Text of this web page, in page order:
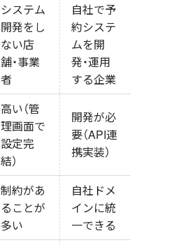
システム
開発をし
ない店
舗・事業
者
自社で予
約システ
ムを開
発・運用
する企業
高い（管
理画面で
設定完
結）
開発が必
要（API連
携実装）
制約があ
ることが
多い
自社ドメ
インに統
一できる